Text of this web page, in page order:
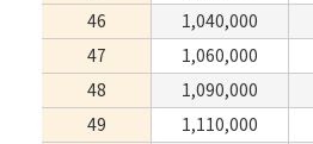
46
1,040,000
47
1,060,000
48
1,090,000
49
1,110,000